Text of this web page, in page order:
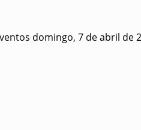
domingo, 7 de abril de